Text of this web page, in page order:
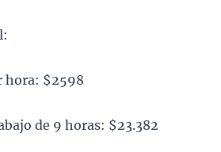
hora: $2598
de 9 horas: $23.382